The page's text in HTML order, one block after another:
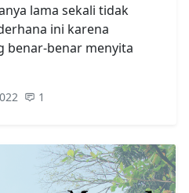
lama sekali tidak
ini karena
benar-benar menyita
1